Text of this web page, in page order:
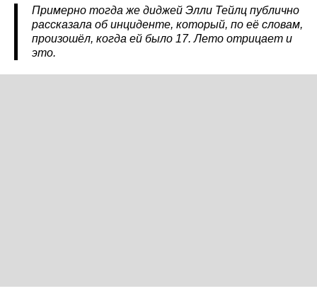
Примерно тогда же диджей Элли Тейлц публично
рассказала об инциденте, который, по её словам,
произошёл, когда ей было 17. Лето отрицает и
это.